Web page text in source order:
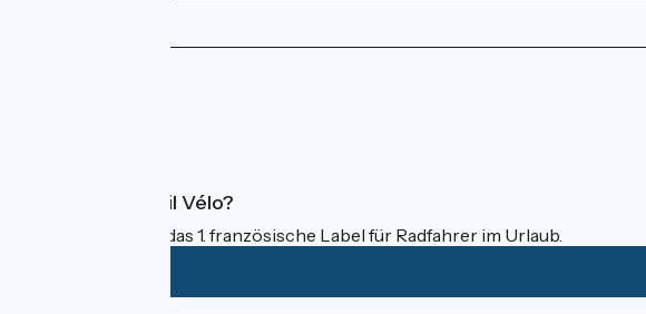
Was ist Accueil Vélo?
Accueil Vélo ist das 1. französische Label für Radfahrer im Urlaub.